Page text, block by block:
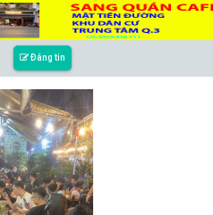
Đăng tin